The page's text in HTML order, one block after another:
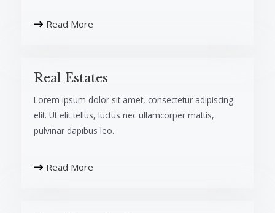
Read More
Real Estates​
Lorem ipsum dolor sit amet, consectetur adipiscing
elit. Ut elit tellus, luctus nec ullamcorper mattis,
pulvinar dapibus leo.​
Read More